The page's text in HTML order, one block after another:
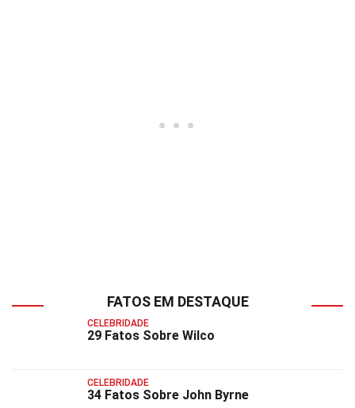
FATOS EM DESTAQUE
CELEBRIDADE
29 Fatos Sobre Wilco
CELEBRIDADE
34 Fatos Sobre John Byrne